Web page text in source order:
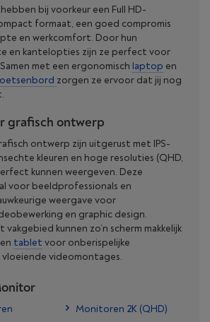
bij voorkeur een Full HD-
formaat, een goed compromis
en werkcomfort. Door hun
en kantelopties zijn ze perfect voor
met een ergonomisch laptop en
zorgen ze ervoor dat jij nog
grafisch ontwerp
ontwerp zijn uitgerust met IPS-
kleuren en hoge resoluties (QHD,
kunnen weergeven. Deze
voor beeldprofessionals en
weergave voor
en graphic design.
vakgebied kunnen zo’n scherm makkelijk
tablet voor onberispelijke
videomontages.
Monitoren 2K (QHD)